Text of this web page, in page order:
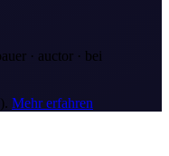
· auctor · bei
Mehr erfahren